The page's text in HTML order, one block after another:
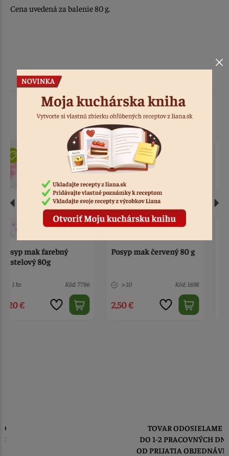
Cena uvedená za balenie 80 g.
Podobné produkty
Posyp mak červený 80 g
Kód: 1698
2,50 €
Posyp mak modrý 80 g
Kód: 1696
2,50 €
TOVAR ODOSIELAME
DO 1-2 PRACOVNÝCH DNÍ
OD PRIJATIA OBJEDNÁVKY